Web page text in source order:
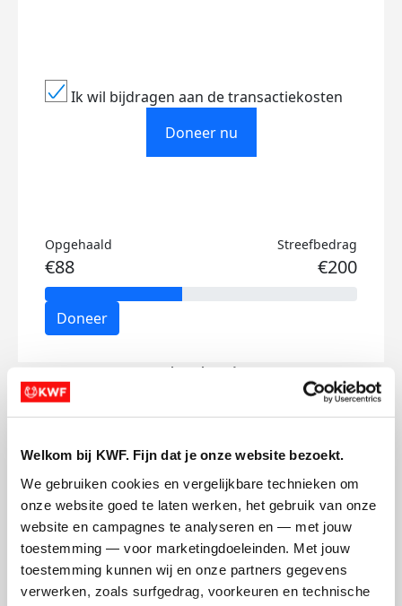
Welkom bij KWF. Fijn dat je onze website bezoekt.
We gebruiken cookies en vergelijkbare technieken om
onze website goed te laten werken, het gebruik van onze
website en campagnes te analyseren en — met jouw
toestemming — voor marketingdoeleinden. Met jouw
toestemming kunnen wij en onze partners gegevens
verwerken, zoals surfgedrag, voorkeuren en technische
Ik wil bijdragen aan de transactiekosten
Doneer nu
Opgehaald
€88
Streefbedrag
€200
Doneer
Benk's badges